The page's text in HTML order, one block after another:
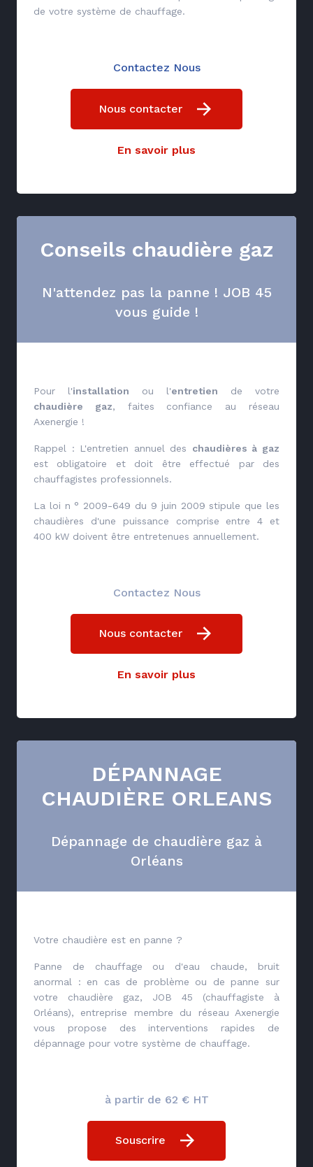
de votre système de chauffage.
Contactez Nous
Nous contacter
En savoir plus
Conseils chaudière gaz
N'attendez pas la panne ! JOB 45
vous guide !
Pour l'installation ou l'entretien de votre
chaudière gaz, faites confiance au réseau
Axenergie !
Rappel : L'entretien annuel des chaudières à gaz
est obligatoire et doit être effectué par des
chauffagistes professionnels.
La loi n ° 2009-649 du 9 juin 2009 stipule que les
chaudières d'une puissance comprise entre 4 et
400 kW doivent être entretenues annuellement.
Contactez Nous
Nous contacter
En savoir plus
DÉPANNAGE
CHAUDIÈRE ORLEANS
Dépannage de chaudière gaz à
Orléans
Votre chaudière est en panne ?
Panne de chauffage ou d'eau chaude, bruit
anormal : en cas de problème ou de panne sur
votre chaudière gaz, JOB 45 (chauffagiste à
Orléans), entreprise membre du réseau Axenergie
vous propose des interventions rapides de
dépannage pour votre système de chauffage.
à partir de 62 € HT
Souscrire